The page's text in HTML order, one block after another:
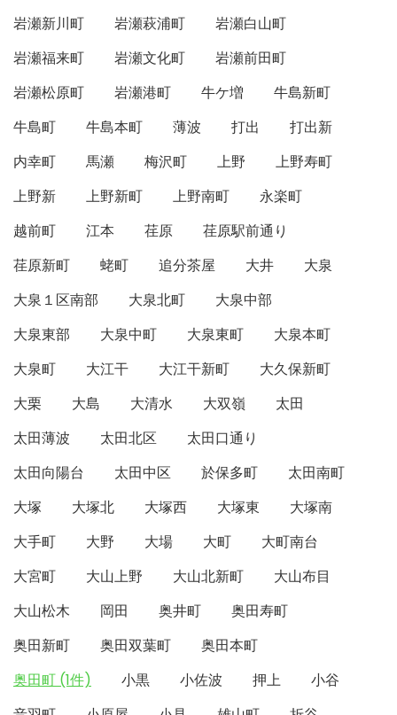
岩瀬新川町
岩瀬萩浦町
岩瀬白山町
岩瀬福来町
岩瀬文化町
岩瀬前田町
岩瀬松原町
岩瀬港町 牛ケ増
牛島新町
牛島町
牛島本町 薄波 打出
打出新
内幸町
馬瀬 梅沢町 上野
上野寿町
上野新
上野新町 上野南町
永楽町
越前町
江本 荏原
荏原駅前通り
荏原新町
蛯町 追分茶屋 大井
大泉
大泉１区南部
大泉北町
大泉中部
大泉東部
大泉中町 大泉東町
大泉本町
大泉町
大江干 大江干新町
大久保新町
大栗
大島 大清水 大双嶺
太田
太田薄波
太田北区
太田口通り
太田向陽台
太田中区 於保多町
太田南町
大塚
大塚北 大塚西 大塚東
大塚南
大手町
大野 大場 大町
大町南台
大宮町
大山上野 大山北新町
大山布目
大山松木
岡田 奥井町
奥田寿町
奥田新町
奥田双葉町
奥田本町
奥田町 (1件)
小黒 小佐波 押上
小谷